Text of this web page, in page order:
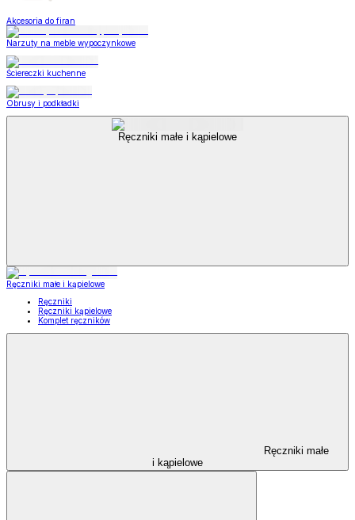
Akcesoria do firan
Narzuty na meble wypoczynkowe
Ściereczki kuchenne
Obrusy i podkładki
Ręczniki małe i kąpielowe
Ręczniki małe i kąpielowe
Ręczniki
Ręczniki kąpielowe
Komplet ręczników
Ręczniki małe
i kąpielowe